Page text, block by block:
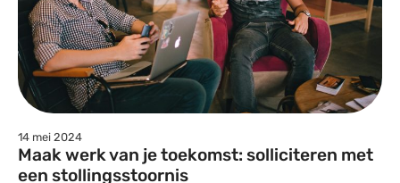
14 mei 2024
Maak werk van je toekomst: solliciteren met
een stollingsstoornis